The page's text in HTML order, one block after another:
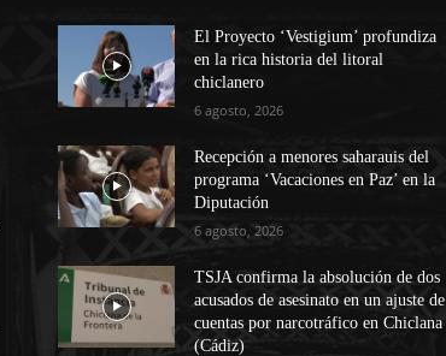
El Proyecto ‘Vestigium’ profundiza
en la rica historia del litoral
chiclanero
6 agosto, 2026
Recepción a menores saharauis del
programa ‘Vacaciones en Paz’ en la
Diputación
6 agosto, 2026
TSJA confirma la absolución de dos
acusados de asesinato en un ajuste de
cuentas por narcotráfico en Chiclana
(Cádiz)